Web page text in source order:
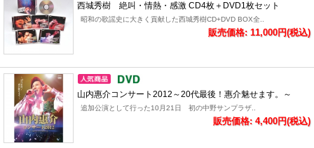
西城秀樹 絶叫・情熱・感激 CD4枚＋DVD1枚セット
昭和の歌謡史に大きく貢献した西城秀樹CD+DVD BOX全..
販売価格: 11,000円(税込)
山内惠介コンサート2012～20代最後！惠介魅せます。～
追加公演として行った10月21日 初の中野サンプラザ..
販売価格: 4,400円(税込)